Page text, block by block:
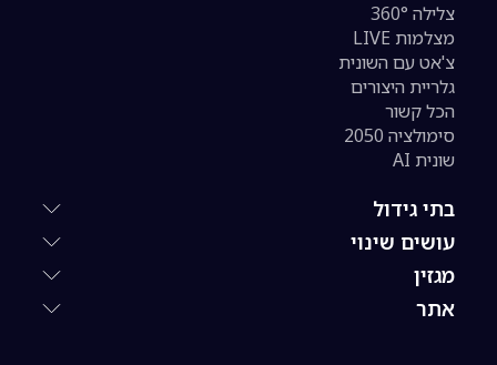
צלילה 360°
מצלמות LIVE
צ'אט עם השונית
גלריית היצורים
הכל קשור
סימולציה 2050
שונית AI
בתי גידול
עושים שינוי
מגזין
אתר